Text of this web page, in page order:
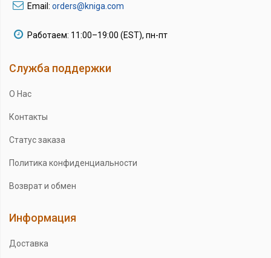
Email: orders@kniga.com
Работаем: 11:00–19:00 (EST), пн-пт
Служба поддержки
О Нас
Контакты
Статус заказа
Политика конфиденциальности
Возврат и обмен
Информация
Доставка